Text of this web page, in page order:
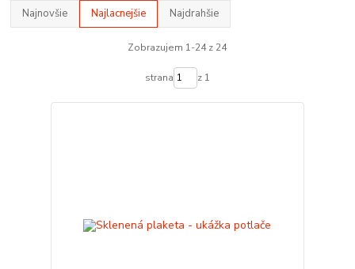
Najnovšie Najlacnejšie Najdrahšie
Zobrazujem 1-24 z 24
strana z 1